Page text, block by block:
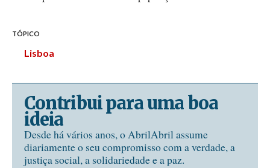
TÓPICO
Lisboa
Contribui para uma boa
ideia
Desde há vários anos, o AbrilAbril assume
diariamente o seu compromisso com a verdade, a
justiça social, a solidariedade e a paz.